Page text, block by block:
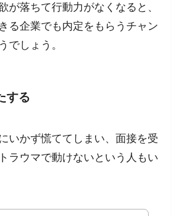
が落ちて行動力がなくなると、
る企業でも内定をもらうチャン
でしょう。
する
いかず慌ててしまい、面接を受
ラウマで動けないという 人もい